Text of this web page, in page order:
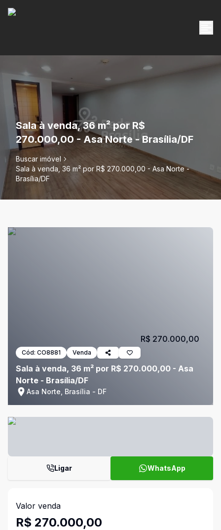
Sala à venda, 36 m² por R$
270.000,00 - Asa Norte - Brasília/DF
Buscar imóvel
Sala à venda, 36 m² por R$ 270.000,00 - Asa Norte -
Brasília/DF
Cód: CO8881 Venda
Sala à venda, 36 m² por R$ 270.000,00 - Asa
Norte - Brasília/DF
Asa Norte, Brasília - DF
R$ 270.000,00
Ligar WhatsApp
Valor venda
R$ 270.000,00